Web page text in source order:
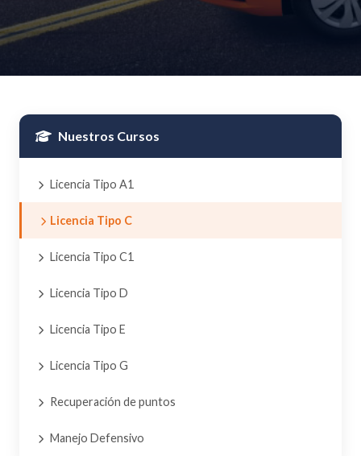
Nuestros Cursos
Licencia Tipo A1
Licencia Tipo C
Licencia Tipo C1
Licencia Tipo D
Licencia Tipo E
Licencia Tipo G
Recuperación de puntos
Manejo Defensivo